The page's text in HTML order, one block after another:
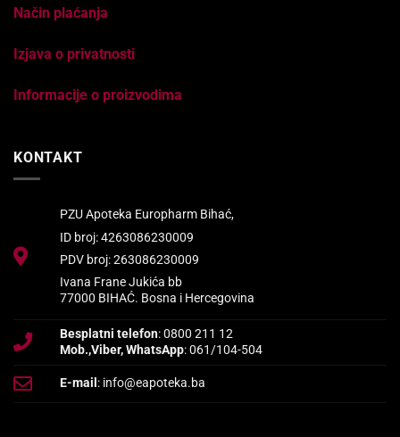
Način plaćanja
Izjava o privatnosti
Informacije o proizvodima
KONTAKT
PZU Apoteka Europharm Bihać,
ID broj: 4263086230009
PDV broj: 263086230009
Ivana Frane Jukića bb
77000 BIHAĆ. Bosna i Hercegovina
Besplatni telefon: 0800 211 12
Mob.,Viber, WhatsApp: 061/104-504
E-mail : info@eapoteka.ba